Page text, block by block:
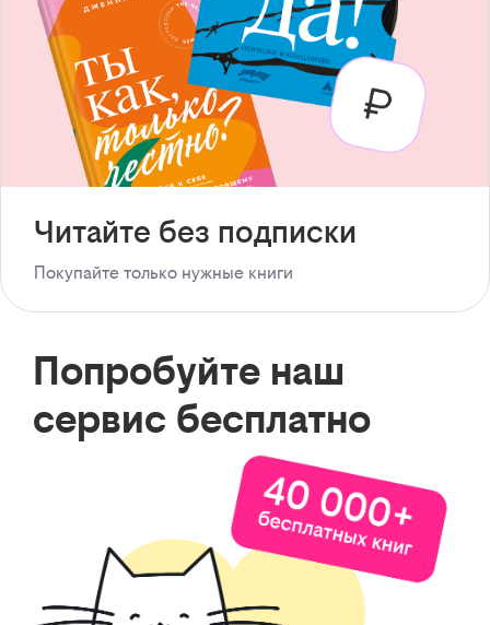
Читайте без подписки
Покупайте только нужные книги
Попробуйте наш
сервис бесплатно